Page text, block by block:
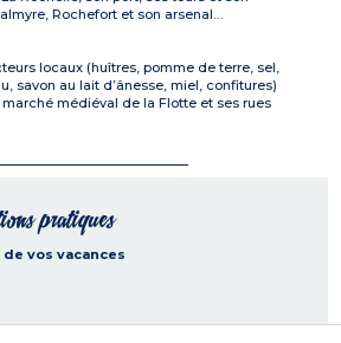
Rochefort et son arsenal…
locaux (huîtres, pomme de terre, sel,
savon au lait d’ânesse, miel, confitures)
médiéval de la Flotte et ses rues
pratiques
vos vacances